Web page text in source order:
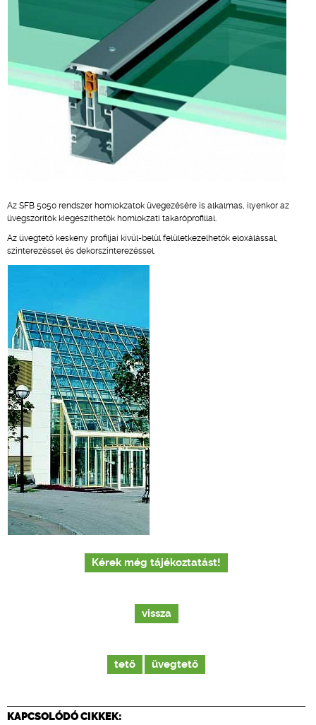
Az SFB 5050 rendszer homlokzatok üvegezésére is alkalmas, ilyenkor az
üvegszorítók kiegészíthetők homlokzati takaróprofillal.
Az üvegtető keskeny profiljai kívül-belül felületkezelhetők eloxálással,
szinterezéssel és dekorszinterezéssel.
Kérek még tájékoztatást!
vissza
tető üvegtető
KAPCSOLÓDÓ CIKKEK: